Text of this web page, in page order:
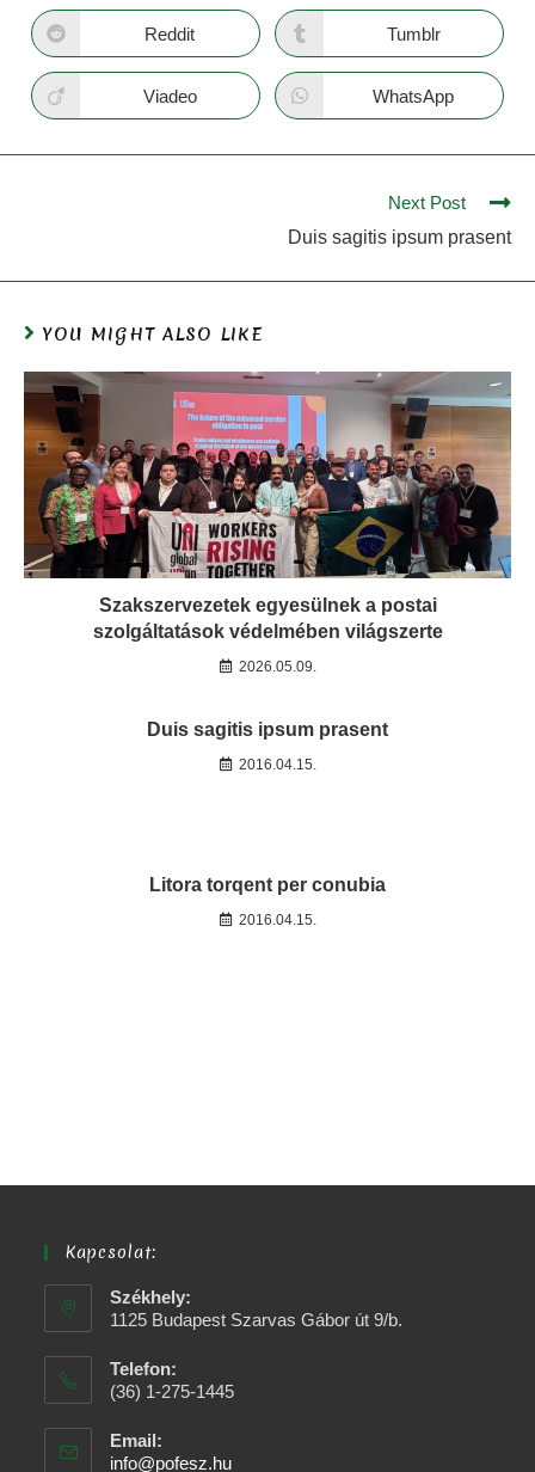
Reddit Tumblr
Viadeo WhatsApp
Next Post
Duis sagitis ipsum prasent
YOU MIGHT ALSO LIKE
Szakszervezetek egyesülnek a postai
szolgáltatások védelmében világszerte
2026.05.09.
Duis sagitis ipsum prasent
2016.04.15.
Litora torqent per conubia
2016.04.15.
Kapcsolat:
Székhely:
1125 Budapest Szarvas Gábor út 9/b.
Telefon:
(36) 1-275-1445
Email:
info@pofesz.hu